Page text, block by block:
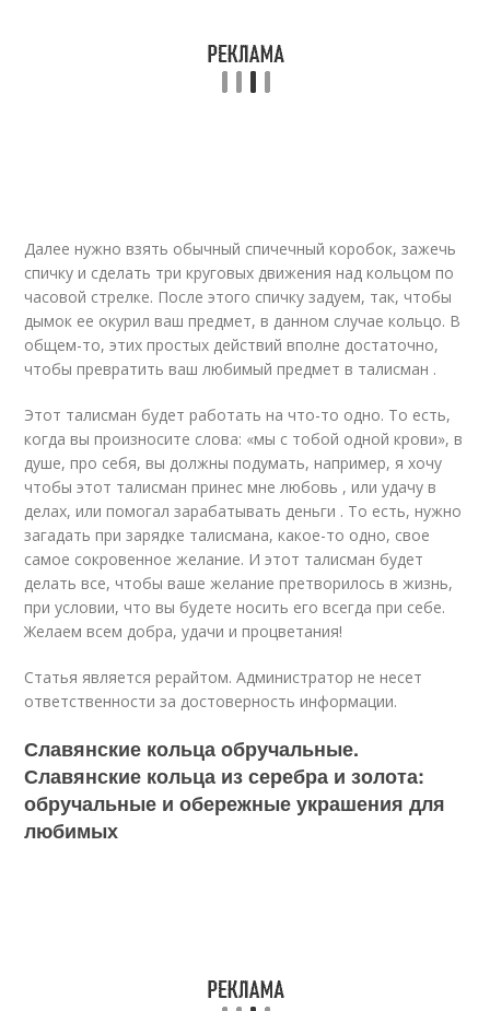
Далее нужно взять обычный спичечный коробок, зажечь
спичку и сделать три круговых движения над кольцом по
часовой стрелке. После этого спичку задуем, так, чтобы
дымок ее окурил ваш предмет, в данном случае кольцо. В
общем-то, этих простых действий вполне достаточно,
чтобы превратить ваш любимый предмет в талисман .
Этот талисман будет работать на что-то одно. То есть,
когда вы произносите слова: «мы с тобой одной крови», в
душе, про себя, вы должны подумать, например, я хочу
чтобы этот талисман принес мне любовь , или удачу в
делах, или помогал зарабатывать деньги . То есть, нужно
загадать при зарядке талисмана, какое-то одно, свое
самое сокровенное желание. И этот талисман будет
делать все, чтобы ваше желание претворилось в жизнь,
при условии, что вы будете носить его всегда при себе.
Желаем всем добра, удачи и процветания!
Статья является рерайтом. Администратор не несет
ответственности за достоверность информации.
Славянские кольца обручальные.
Славянские кольца из серебра и золота:
обручальные и обережные украшения для
любимых